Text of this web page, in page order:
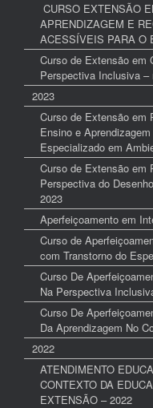
CURSO EXTENSÃO
APRENDIZAGEM E
ACESSÍVEIS PARA O
Curso de Extensão em
Perspectiva Inclusiva –
2023
Curso de Extensão em
Ensino e
Especializado em
Curso de Extensão em
Perspectiva do
2023
Aperfeiçoamento em
Curso de
com Transtorno do
Curso De
Na Perspectiva
Curso De
Da Aprendizagem No
2022
ATENDIMENTO
CONTEXTO DA
EXTENSÃO – 2022